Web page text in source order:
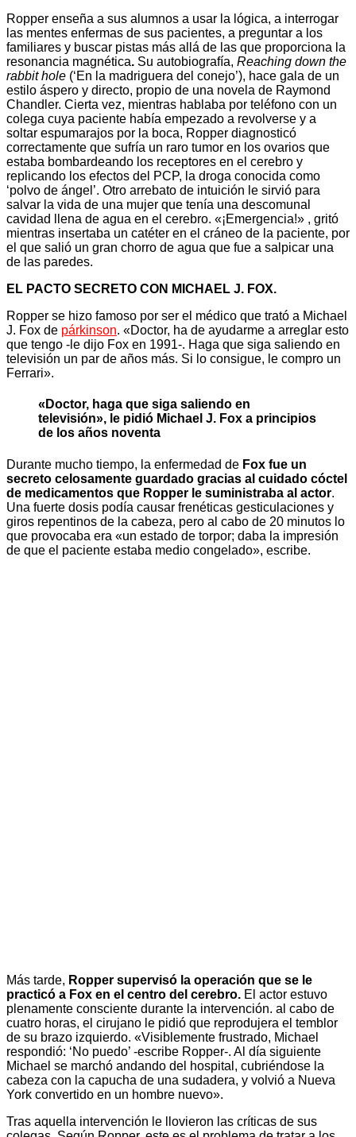
Ropper enseña a sus alumnos a usar la lógica, a interrogar
las mentes enfermas de sus pacientes, a preguntar a los
familiares y buscar pistas más allá de las que proporciona la
resonancia magnética. Su autobiografía, Reaching down the
rabbit hole (‘En la madriguera del conejo’), hace gala de un
estilo áspero y directo, propio de una novela de Raymond
Chandler. Cierta vez, mientras hablaba por teléfono con un
colega cuya paciente había empezado a revolverse y a
soltar espumarajos por la boca, Ropper diagnosticó
correctamente que sufría un raro tumor en los ovarios que
estaba bombardeando los receptores en el cerebro y
replicando los efectos del PCP, la droga conocida como
‘polvo de ángel’. Otro arrebato de intuición le sirvió para
salvar la vida de una mujer que tenía una descomunal
cavidad llena de agua en el cerebro. «¡Emergencia!» , gritó
mientras insertaba un catéter en el cráneo de la paciente, por
el que salió un gran chorro de agua que fue a salpicar una
de las paredes.
EL PACTO SECRETO CON MICHAEL J. FOX.
Ropper se hizo famoso por ser el médico que trató a Michael
J. Fox de párkinson. «Doctor, ha de ayudarme a arreglar esto
que tengo -le dijo Fox en 1991-. Haga que siga saliendo en
televisión un par de años más. Si lo consigue, le compro un
Ferrari».
«Doctor, haga que siga saliendo en
televisión», le pidió Michael J. Fox a principios
de los años noventa
Durante mucho tiempo, la enfermedad de Fox fue un
secreto celosamente guardado gracias al cuidado cóctel
de medicamentos que Ropper le suministraba al actor.
Una fuerte dosis podía causar frenéticas gesticulaciones y
giros repentinos de la cabeza, pero al cabo de 20 minutos lo
que provocaba era «un estado de torpor; daba la impresión
de que el paciente estaba medio congelado», escribe.
Más tarde, Ropper supervisó la operación que se le
practicó a Fox en el centro del cerebro. El actor estuvo
plenamente consciente durante la intervención. al cabo de
cuatro horas, el cirujano le pidió que reprodujera el temblor
de su brazo izquierdo. «Visiblemente frustrado, Michael
respondió: ‘No puedo’ -escribe Ropper-. Al día siguiente
Michael se marchó andando del hospital, cubriéndose la
cabeza con la capucha de una sudadera, y volvió a Nueva
York convertido en un hombre nuevo».
Tras aquella intervención le llovieron las críticas de sus